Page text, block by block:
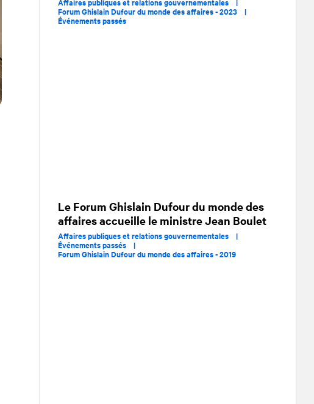
Forum Ghislain Dufour du monde des affaires - 2023 |
Événements passés
Le Forum Ghislain Dufour du monde des
affaires accueille le ministre Jean Boulet
Affaires publiques et relations gouvernementales |
Événements passés |
Forum Ghislain Dufour du monde des affaires - 2019